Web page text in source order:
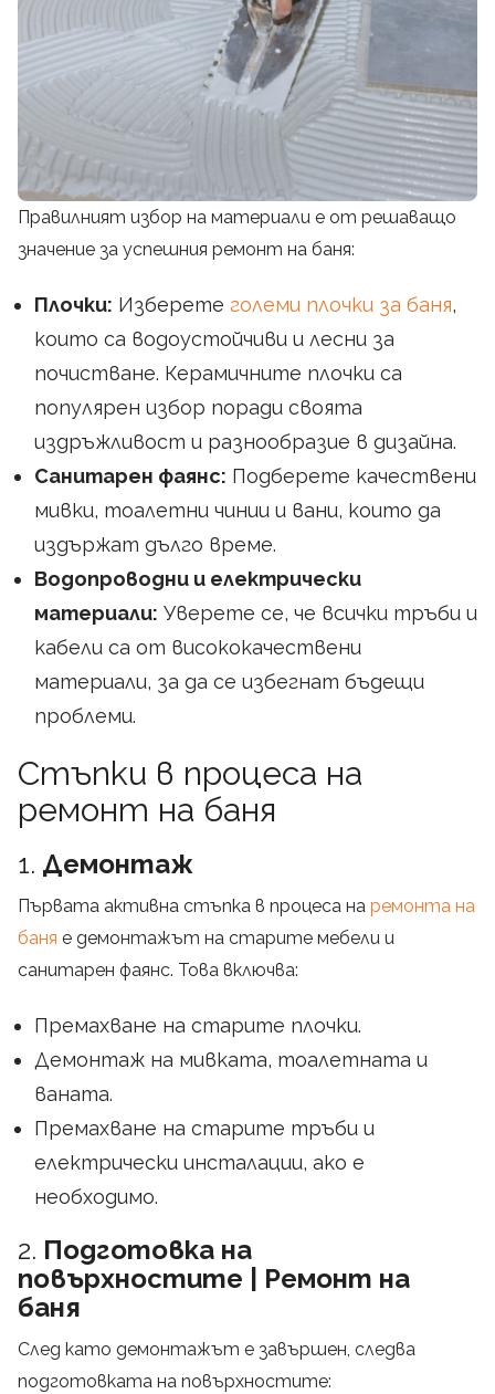
Правилният избор на материали е от решаващо
значение за успешния ремонт на баня:
Плочки: Изберете големи плочки за баня,
които са водоустойчиви и лесни за
почистване. Керамичните плочки са
популярен избор поради своята
издръжливост и разнообразие в дизайна.
Санитарен фаянс: Подберете качествени
мивки, тоалетни чинии и вани, които да
издържат дълго време.
Водопроводни и електрически
материали: Уверете се, че всички тръби и
кабели са от висококачествени
материали, за да се избегнат бъдещи
проблеми.
Стъпки в процеса на
ремонт на баня
1. Демонтаж
Първата активна стъпка в процеса на ремонта на
баня е демонтажът на старите мебели и
санитарен фаянс. Това включва:
Премахване на старите плочки.
Демонтаж на мивката, тоалетната и
ваната.
Премахване на старите тръби и
електрически инсталации, ако е
необходимо.
2. Подготовка на
повърхностите | Ремонт на
баня
След като демонтажът е завършен, следва
подготовката на повърхностите: